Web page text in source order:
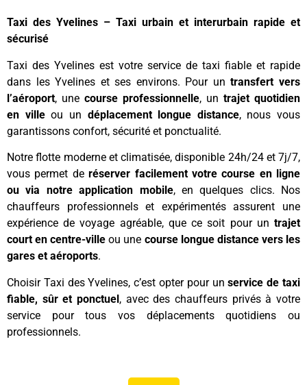
Taxi des Yvelines – Taxi urbain et interurbain rapide et
sécurisé
Taxi des Yvelines est votre service de taxi fiable et rapide
dans les Yvelines et ses environs. Pour untransfert vers
l’aéroport, une course professionnelle, un trajet quotidien
en villeou un déplacement longue distance, nous vous
garantissons confort, sécurité et ponctualité.
Notre flotte moderne et climatisée, disponible 24h/24 et 7j/7,
vous permet deréserver facilement votre course en ligne
ou via notre application mobile, en quelques clics. Nos
chauffeurs professionnels et expérimentés assurent une
expérience de voyage agréable, que ce soit pour un trajet
court en centre-ville ou une course longue distance vers les
gares et aéroports.
Choisir Taxi des Yvelines, c’est opter pour unservice de taxi
fiable, sûr et ponctuel, avec des chauffeurs privés à votre
service pour tous vos déplacements quotidiens ou
professionnels.